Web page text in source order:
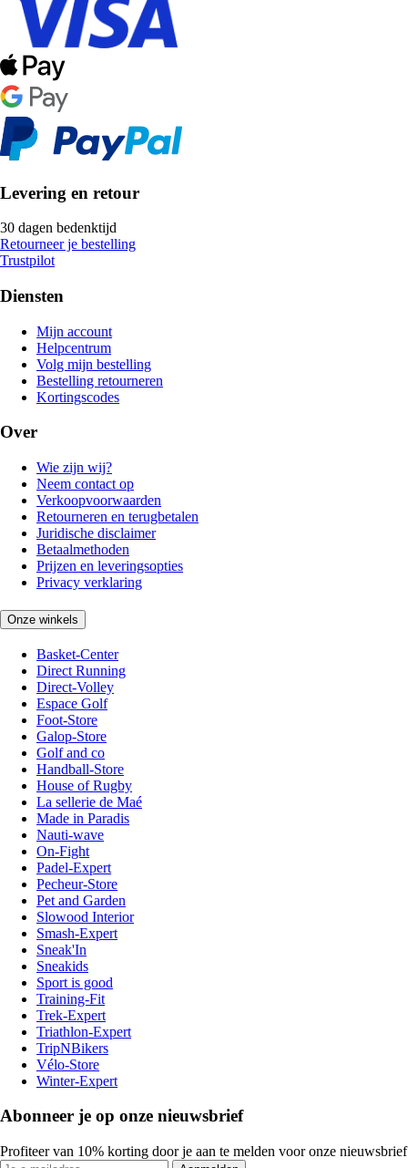
Levering en retour
30 dagen bedenktijd
Retourneer je bestelling
Trustpilot
Diensten
Mijn account
Helpcentrum
Volg mijn bestelling
Bestelling retourneren
Kortingscodes
Over
Wie zijn wij?
Neem contact op
Verkoopvoorwaarden
Retourneren en terugbetalen
Juridische disclaimer
Betaalmethoden
Prijzen en leveringsopties
Privacy verklaring
Onze winkels
Basket-Center
Direct Running
Direct-Volley
Espace Golf
Foot-Store
Galop-Store
Golf and co
Handball-Store
House of Rugby
La sellerie de Maé
Made in Paradis
Nauti-wave
On-Fight
Padel-Expert
Pecheur-Store
Pet and Garden
Slowood Interior
Smash-Expert
Sneak'In
Sneakids
Sport is good
Training-Fit
Trek-Expert
Triathlon-Expert
TripNBikers
Vélo-Store
Winter-Expert
Abonneer je op onze nieuwsbrief
Profiteer van 10% korting door je aan te melden voor onze nieuwsbrief